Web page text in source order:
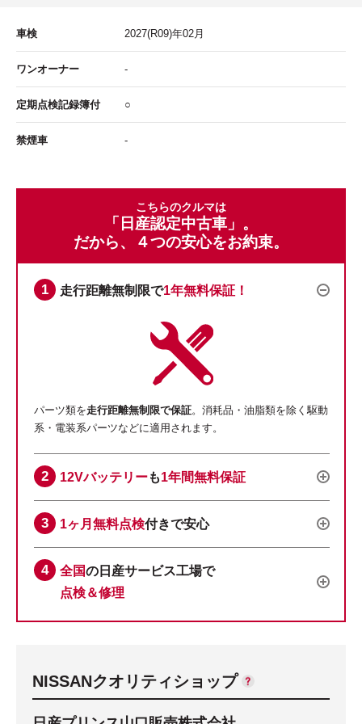
車検 2027(R09)年02 月
ワンオーナー -
定期点検記録簿付 ○
禁煙車 -
こちらのクルマは
「日産認定中古車」。
だから、４つの安心をお約束。
走行距離無制限で1年無料保証！
パーツ類を走行距離無制限で保証。消耗品・油脂類を除く駆動
系・電装系パーツなどに適用されます。
12Vバッテリーも1年間無料保証
1ヶ月無料点検付きで安心
全国の日産サービス工場で
点検＆修理
NISSANクオリティショップ